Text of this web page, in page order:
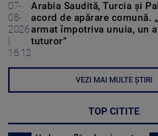
07-
08-
2026
16:12
Arabia Saudită, Turcia și
acord de apărare comună.
armat împotriva unuia, un
tuturor”
VEZI MAI MULTE ȘTIRI
TOP CITITE